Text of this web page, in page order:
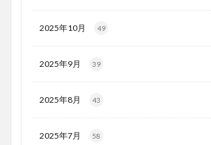
2025年10月 49
2025年9月 39
2025年8月 43
2025年7月 58